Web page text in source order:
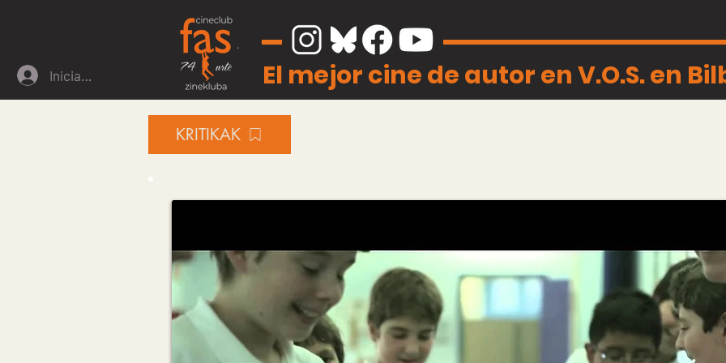
Iniciar sesión El mejor cine de autor en V.O.S. en
KRITIKAK